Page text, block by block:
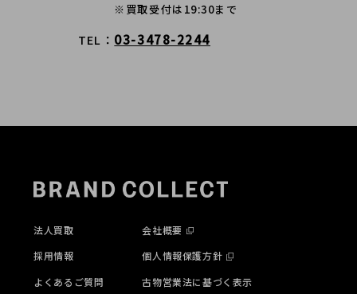
※買取受付は19:30まで
TEL 03-3478-2244
法人買取
採用情報
よくあるご質問
会社概要
個人情報保護方針
古物営業法に基づく表示